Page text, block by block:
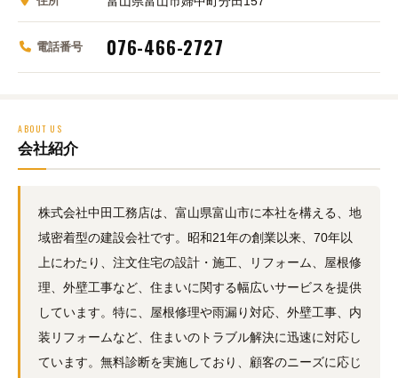
電話番号 076-466-2727
ABOUT US
会社紹介
株式会社中田工務店は、富山県富山市に本社を構える、地
域密着型の建設会社です。昭和21年の創業以来、70年以
上にわたり、注文住宅の設計・施工、リフォーム、屋根修
理、外壁工事など、住まいに関する幅広いサービスを提供
しています。特に、屋根修理や雨漏り対応、外壁工事、内
装リフォームなど、住まいのトラブル解決に迅速に対応し
ています。無料診断を実施しており、顧客のニーズに応じ